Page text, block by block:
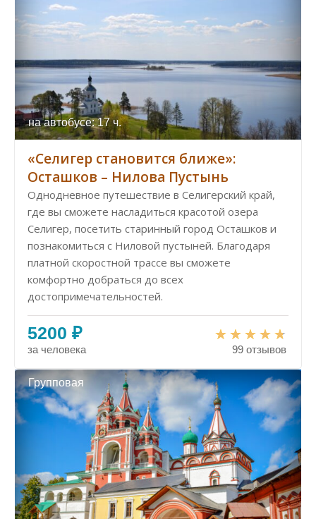
на автобусе: 17 ч.
«Селигер становится ближе»:
Осташков – Нилова Пустынь
Однодневное путешествие в Селигерский край,
где вы сможете насладиться красотой озера
Селигер, посетить старинный город Осташков и
познакомиться с Ниловой пустыней. Благодаря
платной скоростной трассе вы сможете
комфортно добраться до всех
достопримечательностей.
5200 ₽
за человека 99 отзывов
Групповая